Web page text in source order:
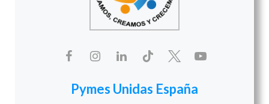
Pymes Unidas España